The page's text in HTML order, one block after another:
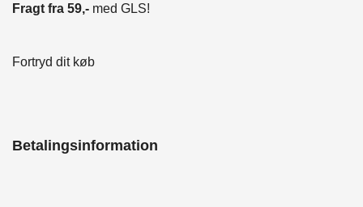
Fragt fra 59,- med GLS!
Fortryd dit køb
Betalingsinformation